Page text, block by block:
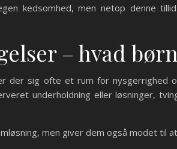
kedsomhed, men netop denne
– hvad
der sig ofte et rum for nysgerrighed
underholdning eller løsninger,
men giver dem også modet til